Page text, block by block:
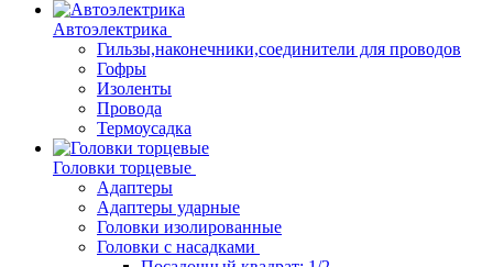
Автоэлектрика
Гильзы,наконечники,соединители для проводов
Гофры
Изоленты
Провода
Термоусадка
Головки торцевые
Адаптеры
Адаптеры ударные
Головки изолированные
Головки с насадками